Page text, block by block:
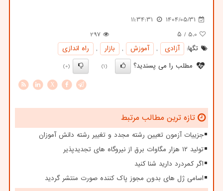
1404/05/31
11:34:31
5.0 / ۵
297
تگها:
آزادی , آموزش , بازار ,
راه اندازی
مطلب را می پسندید؟
(1)
(0)
X
تازه ترین مطالب مرتبط
جزییات آزمون تعیین رشته مجدد و تغییر رشته دانش آموزان
تولید ۱۲ هزار مگاوات برق از نیروگاه های تجدیدپذیر
اگر کمردرد دارید شنا کنید
اسامی ژل های بدون مجوز پاک کننده صورت منتشر گردید